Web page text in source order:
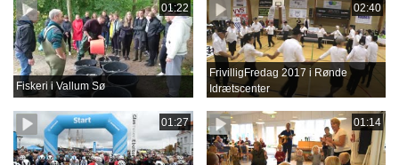
01:22
Fiskeri i Vallum Sø
02:40
FrivilligFredag 2017 i Rønde
Idrætscenter
01:27 01:14